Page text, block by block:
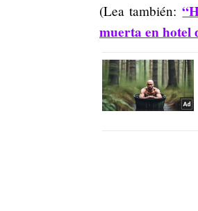
(Lea también:
muerta en hotel